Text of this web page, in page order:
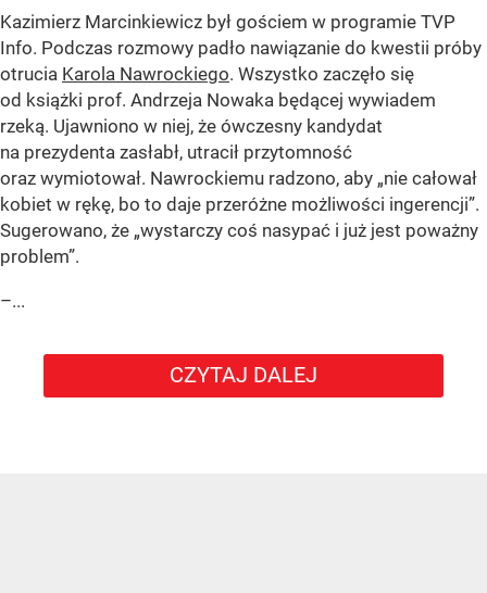
Kazimierz Marcinkiewicz był gościem w programie TVP
Info. Podczas rozmowy padło nawiązanie do kwestii próby
otrucia Karola Nawrockiego. Wszystko zaczęło się
od książki prof. Andrzeja Nowaka będącej wywiadem
rzeką. Ujawniono w niej, że ówczesny kandydat
na prezydenta zasłabł, utracił przytomność
oraz wymiotował. Nawrockiemu radzono, aby „nie całował
kobiet w rękę, bo to daje przeróżne możliwości ingerencji”.
Sugerowano, że „wystarczy coś nasypać i już jest poważny
problem”.
–...
CZYTAJ DALEJ